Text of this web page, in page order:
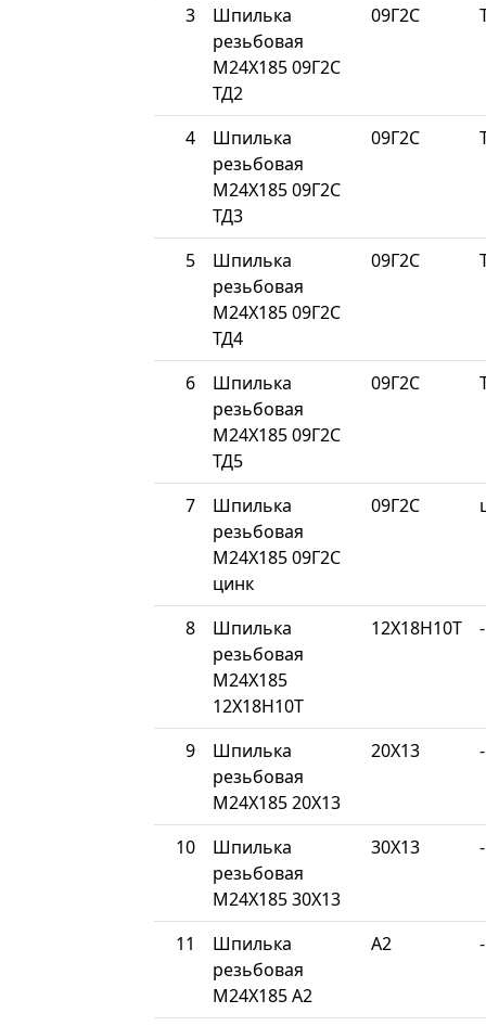
3
Шпилька
резьбовая
М24Х185 09Г2С
ТД2
09Г2С
4
Шпилька
резьбовая
М24Х185 09Г2С
ТД3
09Г2С
5
Шпилька
резьбовая
М24Х185 09Г2С
ТД4
09Г2С
6
Шпилька
резьбовая
М24Х185 09Г2С
ТД5
09Г2С
7
Шпилька
резьбовая
М24Х185 09Г2С
цинк
09Г2С
8
Шпилька
резьбовая
М24Х185
12Х18Н10Т
12Х18Н10Т -
9
Шпилька
резьбовая
М24Х185 20Х13
20Х13 -
10
Шпилька
резьбовая
М24Х185 30Х13
30Х13 -
11
Шпилька
резьбовая
М24Х185 A2
A2 -